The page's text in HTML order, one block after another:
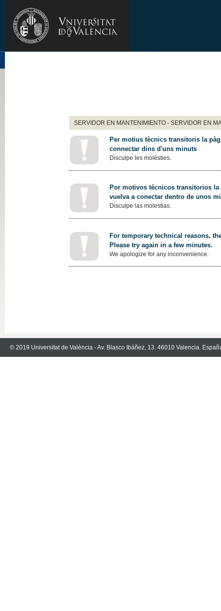
SERVIDOR EN MANTENIMIENTO - SERVIDOR EN
Per motius tècnics transitoris la
connectar dins d'uns minuts
Disculpe les molèsties.
Por motivos técnicos transitorios
vuelva a conectar dentro de unos
Disculpe las molestias.
For temporary technical reasons,
Please try again in a few minutes.
We apologize for any inconvenience.
© 2019 Universitat de València - Av. Blasco Ibáñez, 13. 46010 Valencia.